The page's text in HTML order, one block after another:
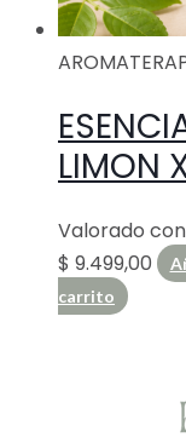
LIMON
Valorado con
$ 9.499,00
carrito